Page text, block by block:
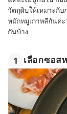
วัตถุดิบให้เหมาะกับ
หมักหมูเกาหลีกันค่ะ
กันบ้าง
1 เลือกซอส